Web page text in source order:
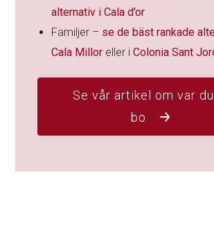
alternativ i Cala d’or
Familjer – se de bäst rankade
Cala Millor eller iColonia Sant
Se vår artikel om var
bo